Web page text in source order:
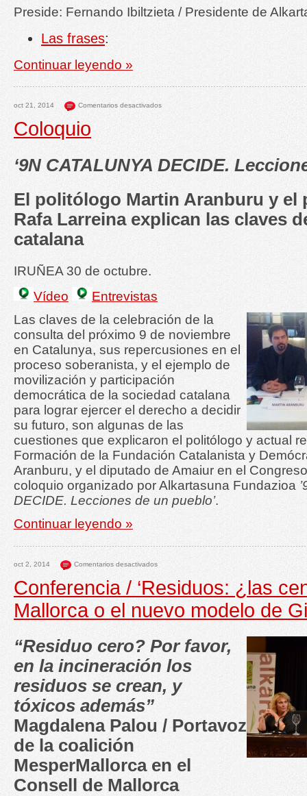
Preside: Fernando Ibiltzieta / Presidente de
Las frases:
Continuar leyendo »
oct 21, 2014 Comentarios desactivados
Coloquio
‘9N CATALUNYA DECIDE.
El politólogo Martin Aranburu y el
Rafa Larreina explican las claves
catalana
IRUÑEA 30 de octubre.
Vídeo
Entrevistas
Las claves de la celebración de la
consulta del próximo 9 de noviembre
en Catalunya, sus repercusiones en el
proceso soberanista, y el ejemplo de
movilización y participación
democrática de la sociedad catalana
para lograr ejercer el derecho a decidir
su futuro, son algunas de las
cuestiones que explicaron el politólogo y actual
Formación de la Fundación Catalanista y
Aranburu, y el diputado de Amaiur en el
coloquio organizado por Alkartasuna Fundazioa
DECIDE. Lecciones de un pueblo’.
Continuar leyendo »
oct 2, 2014 Comentarios desactivados
Conferencia / ‘Residuos: ¿las
Mallorca o el nuevo modelo de
“Residuo cero? Por favor,
en la incineración los
residuos se crean, y
tóxicos además”
Magdalena Palou / Portavoz
de la coalición
MesperMallorca en el
Consell de Mallorca